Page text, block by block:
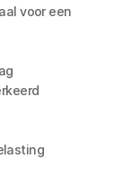
voor een